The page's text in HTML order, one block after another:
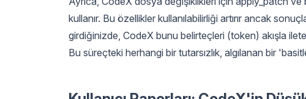
kullanır. Bu özellikler kullanılabilirliği artırır ancak
girdiğinizde, CodeX bunu belirteçleri (token) akışla
Bu süreçteki herhangi bir tutarsızlık, algılanan bir